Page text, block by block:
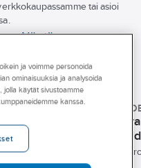
tai asioi
Näytä
suodattimet
ENSTO
Ensto Averia
AVG01
Tuotenumero:
ja voimme personoida
ominaisuuksia ja analysoida
jolla käytät sivustoamme
kanssa.